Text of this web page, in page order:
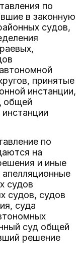
по
в законную
судов,
принятые
инстанции,
общей
по
на
и иные
судов
судов, судов
суда
суд общей
решение